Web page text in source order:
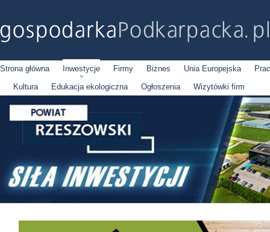
Strona główna Inwestycje Firmy Biznes Unia Europejska
Kultura
Edukacja ekologiczna Ogłoszenia Wizytówki firm